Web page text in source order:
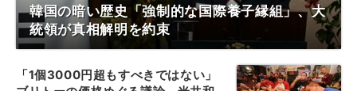
韓国の暗い歴史「強制的な国際養子縁組」、大
統領が真相解明を約束
「1個3000円超もすべきではない」